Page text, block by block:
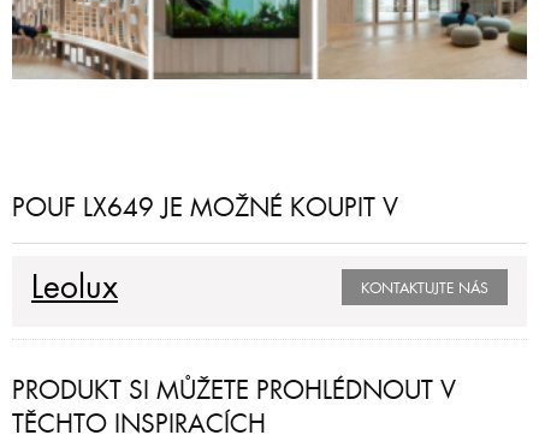
POUF LX649 JE MOŽNÉ KOUPIT V
Leolux KONTAKTUJTE NÁS
PRODUKT SI MŮŽETE PROHLÉDNOUT V
TĚCHTO INSPIRACÍCH